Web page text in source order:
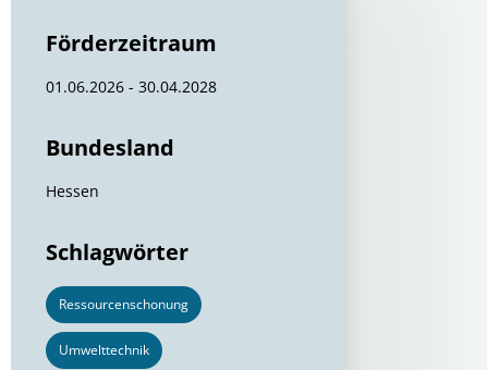
Förderzeitraum
01.06.2026 - 30.04.2028
Bundesland
Hessen
Schlagwörter
Ressourcenschonung
Umwelttechnik